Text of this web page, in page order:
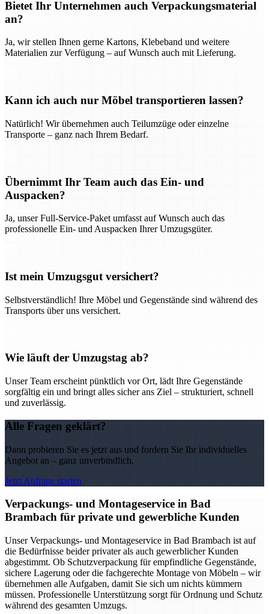
Bietet Ihr Unternehmen auch Verpackungsmaterial
an?
Ja, wir stellen Ihnen gerne Kartons, Klebeband und weitere
Materialien zur Verfügung – auf Wunsch auch mit Lieferung.
Kann ich auch nur Möbel transportieren lassen?
Natürlich! Wir übernehmen auch Teilumzüge oder einzelne
Transporte – ganz nach Ihrem Bedarf.
Übernimmt Ihr Team auch das Ein- und
Auspacken?
Ja, unser Full-Service-Paket umfasst auf Wunsch auch das
professionelle Ein- und Auspacken Ihrer Umzugsgüter.
Ist mein Umzugsgut versichert?
Selbstverständlich! Ihre Möbel und Gegenstände sind während des
Transports über uns versichert.
Wie läuft der Umzugstag ab?
Unser Team erscheint pünktlich vor Ort, lädt Ihre Gegenstände
sorgfältig ein und bringt alles sicher ans Ziel – strukturiert, schnell
und zuverlässig.
Alle Fragen geklärt?
Dann probieren Sie es jetzt aus und fordern Sie Ihr individuelles
Angebot an – ganz unverbindlich.
Jetzt Anfrage starten
Verpackungs- und Montageservice in Bad
Brambach für private und gewerbliche Kunden
Unser Verpackungs- und Montageservice in Bad Brambach ist auf
die Bedürfnisse beider privater als auch gewerblicher Kunden
abgestimmt. Ob Schutzverpackung für empfindliche Gegenstände,
sichere Lagerung oder die fachgerechte Montage von Möbeln – wir
übernehmen alle Aufgaben, damit Sie sich um nichts kümmern
müssen. Professionelle Unterstützung sorgt für Ordnung und Schutz
während des gesamten Umzugs.